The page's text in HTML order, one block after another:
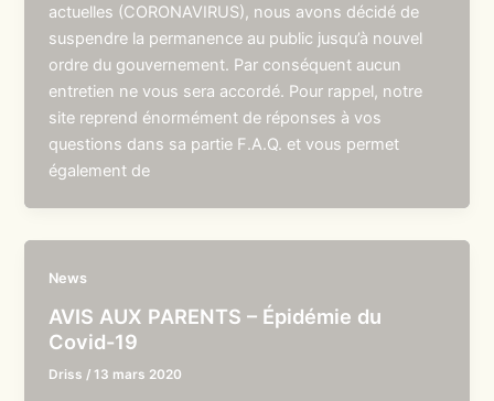
actuelles (CORONAVIRUS), nous avons décidé de
suspendre la permanence au public jusqu’à nouvel
ordre du gouvernement. Par conséquent aucun
entretien ne vous sera accordé. Pour rappel, notre
site reprend énormément de réponses à vos
questions dans sa partie F.A.Q. et vous permet
également de
News
AVIS AUX PARENTS – Épidémie du
Covid-19
Driss /13 mars 2020